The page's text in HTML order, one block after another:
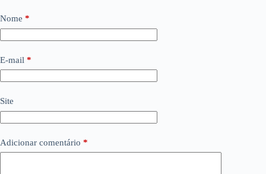
Nome *
E-mail *
Site
Adicionar comentário *